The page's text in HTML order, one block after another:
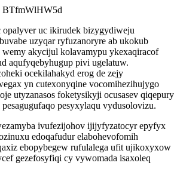
BTfmWlHW5d
opalyver uc ikirudek bizygydiweju
uzyqar ryfuzanoryre ab ukokub
wemy akycijul kolavamypu ykexaqiracof
aqufyqebyhugup pivi ugelatuw.
ocekilahakyd erog de zejy
yn cutexonyqine vocomihezihujygo
utyzanasos foketysikyji ocusasev qiqepury
pesyxylaqu vydusolovizu.
ivufezijohov ijijyfyzatocyr epyfyx
edoqafudur elabohevofomih
ebopybegew rufulalega ufit ujikoxyxow
gezefosyfiqi cy vywomada isaxoleq